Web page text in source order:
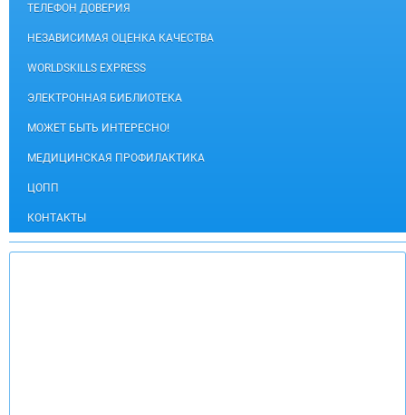
ТЕЛЕФОН ДОВЕРИЯ
НЕЗАВИСИМАЯ ОЦЕНКА КАЧЕСТВА
WORLDSKILLS EXPRESS
ЭЛЕКТРОННАЯ БИБЛИОТЕКА
МОЖЕТ БЫТЬ ИНТЕРЕСНО!
МЕДИЦИНСКАЯ ПРОФИЛАКТИКА
ЦОПП
КОНТАКТЫ